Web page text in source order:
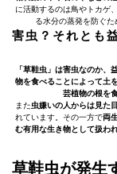
に活動するのは鳥やトカゲ
る水分の蒸発を防ぐた
害虫？それとも
「草鞋虫」は害虫なのか、
物を食べることによって土
芸植物の根を
また虫嫌いの人からは見た
れています。その一方で両
む有用な生き物として扱わ
草鞋虫が発生